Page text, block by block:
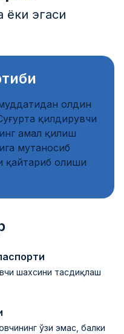
ёки эгаси
олдин
қилдирувчи
амал қилиш
мутаносиб
қайтариб олиши
шахсини тасдиқлаш
ўзи эмас, балки